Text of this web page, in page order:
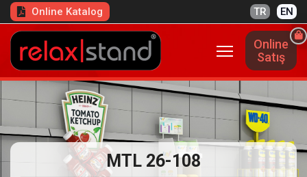
Online Katalog TR EN
Online
Satış
MTL 26-108